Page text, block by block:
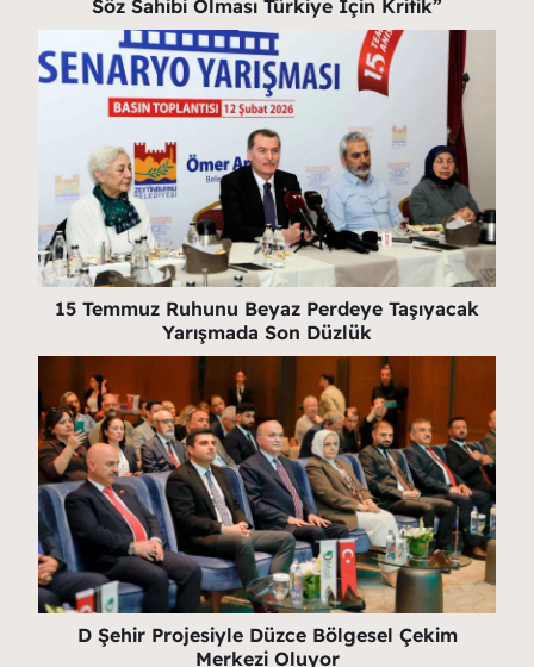
Söz Sahibi Olması Türkiye İçin Kritik”
15 Temmuz Ruhunu Beyaz Perdeye Taşıyacak
Yarışmada Son Düzlük
D Şehir Projesiyle Düzce Bölgesel Çekim
Merkezi Oluyor